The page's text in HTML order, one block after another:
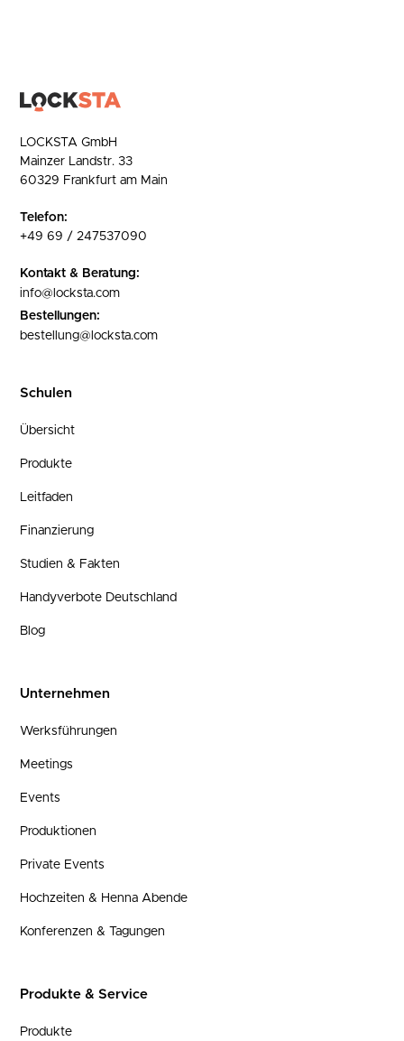
LOCKSTA GmbH
Mainzer Landstr. 33
60329 Frankfurt am Main
Telefon:
+49 69 / 247537090
Kontakt & Beratung:
info@locksta.com
Bestellungen:
bestellung@locksta.com
Schulen
Übersicht
Produkte
Leitfaden
Finanzierung
Studien & Fakten
Handyverbote Deutschland
Blog
Unternehmen
Werksführungen
Meetings
Events
Produktionen
Private Events
Hochzeiten & Henna Abende
Konferenzen & Tagungen
Produkte & Service
Produkte